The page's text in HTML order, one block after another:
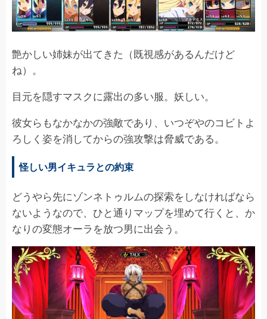
艶かしい姉妹が出てきた（既視感があるんだけど
ね）。
目元を隠すマスクに露出の多い服。妖しい。
彼女らもなかなかの強敵であり、いつぞやのコビトよ
ろしく姿を消してからの強攻撃は脅威である。
怪しい男イキュラとの約束
どうやら先にゾンネトゥルムの探索をしなければなら
ないようなので、ひと通りマップを埋めて行くと、か
なりの変態オーラを放つ男に出会う。